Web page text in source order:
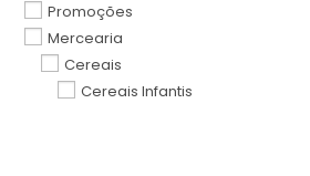
Promoções
Mercearia
Cereais
Cereais Infantis